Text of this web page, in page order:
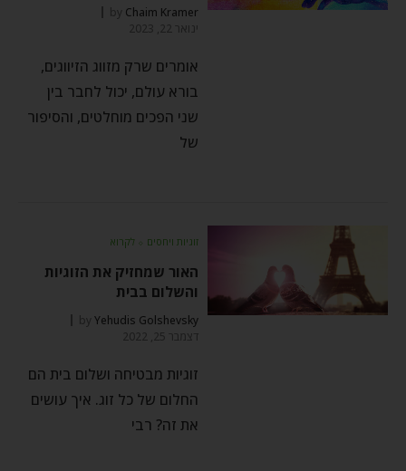
by Chaim Kramer
ינואר 22, 2023
אומרים שרק מזווג הזיווגים,
בורא עולם, יכול לחבר בין
שני הפכים מוחלטים, והסיפור
של
זוגיות ויחסים ⬦ לקרוא
האור שמחזיק את הזוגיות
והשלום בבית
byYehudis Golshevsky
דצמבר 25, 2022
זוגיות מבטיחה ושלום בית הם
החלום של כל זוג. איך עושים
את זה? רבי